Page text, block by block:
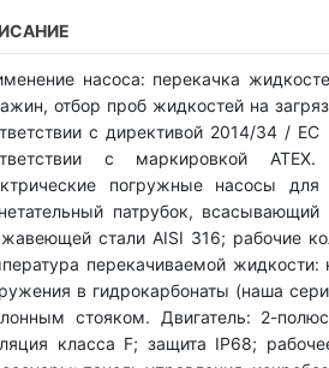
насоса: перекачка
отбор проб жидкостей на
с директивой 2014/34 /
с маркировкой ATEX.
погружные насосы
патрубок,
стали AISI 316; рабочие
перекачиваемой
в гидрокарбонаты (наша
стояком. Двигатель: 2-
класса F; защита IP68;